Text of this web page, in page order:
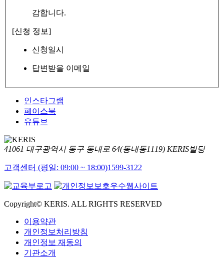
감합니다.
[신청 정보]
신청일시
답변받을 이메일
인스타그램
페이스북
유튜브
41061 대구광역시 동구 동내로 64(동내동1119) KERIS빌딩
고객센터 (평일: 09:00 ~ 18:00)1599-3122
Copyright© KERIS. ALL RIGHTS RESERVED
이용약관
개인정보처리방침
개인정보 재동의
기관소개